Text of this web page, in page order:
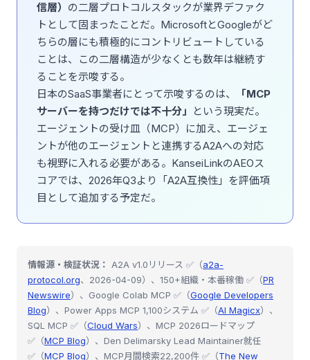
信層） の二層プロトコルスタックが業界デファク
トとして固まったことだ。MicrosoftとGoogleがど
ちらの層にも積極的にコントリビュートしている
ことは、この二層構造が少なくとも数年は継続す
ることを示唆する。
日本のSaaS事業者にとって示唆するのは、
「MCP
サーバーを持つだけでは不十分」
という現実だ。
エージェントの受け皿（MCP）に加え、エージェ
ントが他のエージェントと連携するA2Aへの対応
も視野に入れる必要がある。KanseiLinkのAEOス
コアでは、2026年Q3より「A2A互換性」を評価項
目として追加する予定だ。
情報源・検証状況： A2A v1.0リリース ✅（a2a-
protocol.org、2026-04-09）、150+組織・本番稼働 ✅（PR
Newswire）、Google Colab MCP ✅（Google Developers
Blog）、Power Apps MCP 1,100システム ✅（AI Magicx）、
SQL MCP ✅（Cloud Wars）、MCP 2026ロードマップ
✅（MCP Blog）、Den Delimarsky Lead Maintainer就任
✅（MCP Blog）、MCP月間検索22,200件 ✅（The New